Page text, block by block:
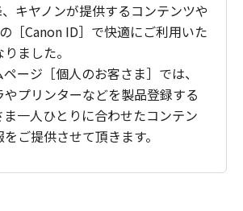
キヤノンが提供するコンテンツや
［Canon ID］で快適にご利用いた
ました。
ージ［個人のお客さま］では、
プリンターなどを製品登録する
ま一人ひとりに合わせたコンテン
ご提供させて頂きます。